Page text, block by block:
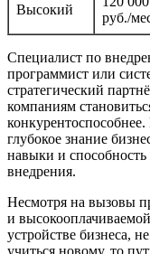
Высокий
руб./
Специалист по
программист или
стратегический
компаниям
глубокое знание
навыки и
внедрения.
Несмотря на вызовы
и
устройстве бизнеса,